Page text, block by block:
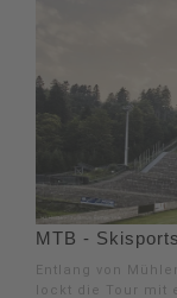
MTB -
Entlang von
lockt die Tour mit